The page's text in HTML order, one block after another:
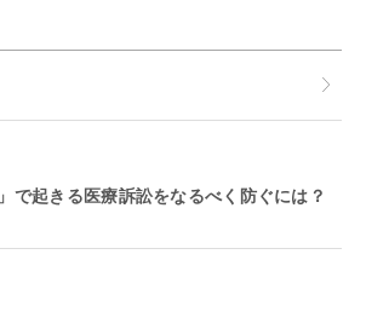
で起きる医療訴訟をなるべく防ぐには？